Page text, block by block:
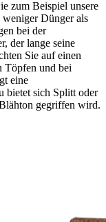
zum Beispiel unsere
weniger Dünger als
bei der
der lange seine
Sie auf einen
Töpfen und bei
eine
bietet sich Splitt oder
gegriffen wird.